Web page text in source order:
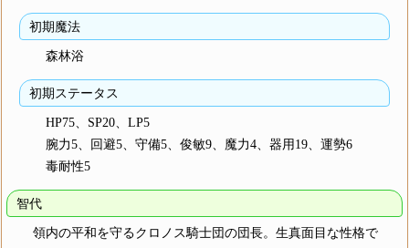
初期魔法
森林浴
初期ステータス
HP75、SP20、LP5
腕力5、回避5、守備5、俊敏9、魔力4、器用19、運勢6
毒耐性5
智代
領内の平和を守るクロノス騎士団の団長。生真面目な性格で